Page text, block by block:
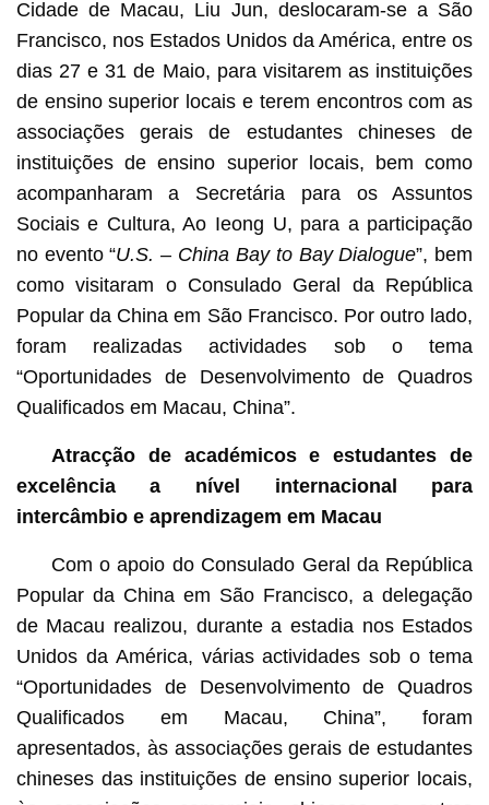
Cidade de Macau, Liu Jun, deslocaram-se a São
Francisco, nos Estados Unidos da América, entre os
dias 27 e 31 de Maio, para visitarem as instituições
de ensino superior locais e terem encontros com as
associações gerais de estudantes chineses de
instituições de ensino superior locais, bem como
acompanharam a Secretária para os Assuntos
Sociais e Cultura, Ao Ieong U, para a participação
no evento “U.S. – China Bay to Bay Dialogue”, bem
como visitaram o Consulado Geral da República
Popular da China em São Francisco. Por outro lado,
foram realizadas actividades sob o tema
“Oportunidades de Desenvolvimento de Quadros
Qualificados em Macau, China”.
Atracção de académicos e estudantes de
excelência a nível internacional para
intercâmbio e aprendizagem em Macau
Com o apoio do Consulado Geral da República
Popular da China em São Francisco, a delegação
de Macau realizou, durante a estadia nos Estados
Unidos da América, várias actividades sob o tema
“Oportunidades de Desenvolvimento de Quadros
Qualificados em Macau, China”, foram
apresentados, às associações gerais de estudantes
chineses das instituições de ensino superior locais,